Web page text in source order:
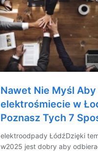
Nawet Nie Myśl
elektrośmiecie w
Poznasz Tych 7
elektroodpady ŁódźDzięki
w2025 jest dobry aby